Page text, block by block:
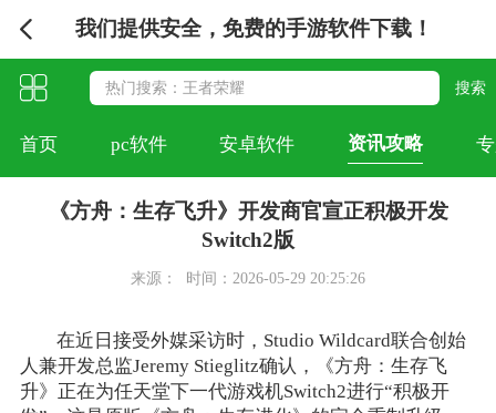
我们提供安全，免费的手游软件下载！
首页 pc软件 安卓软件 资讯攻略
《方舟：生存飞升》开发商官宣正积极开发
Switch2版
来源： 时间：2026-05-29 20:25:26
在近日接受外媒采访时，Studio Wildcard联合创始
人兼开发总监Jeremy Stieglitz确认，《方舟：生存飞
升》正在为任天堂下一代游戏机Switch2进行“积极开